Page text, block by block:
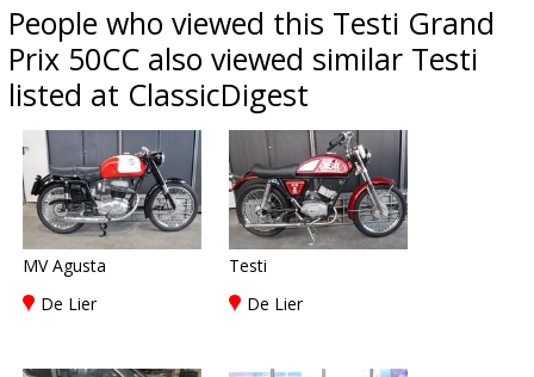
People who viewed this Testi Grand
Prix 50CC also viewed similar Testi
listed at ClassicDigest
MV Agusta
De Lier
Testi
De Lier